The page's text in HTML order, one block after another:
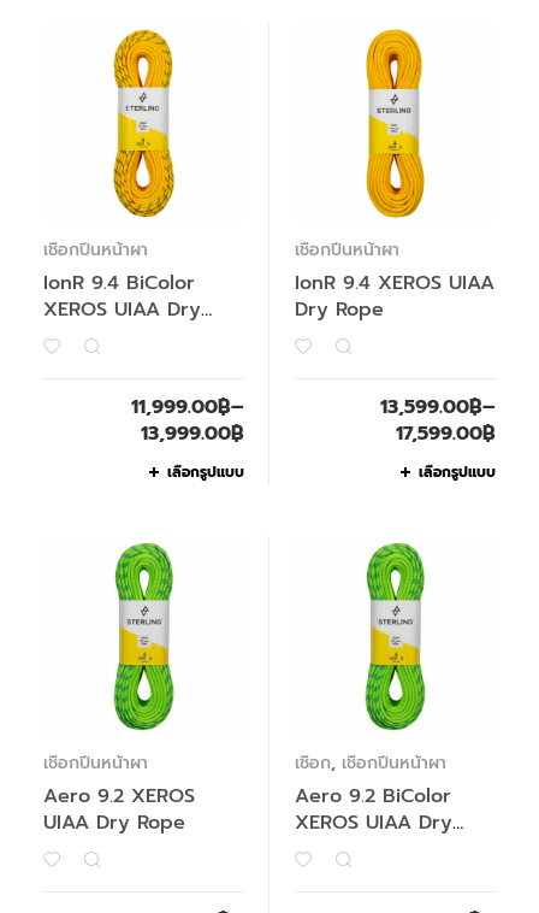
เชือกปีนหน้าผา
IonR 9.4 BiColor
XEROS UIAA Dry
Rope
11,999.00฿–
13,999.00฿
เลือกรูปแบบ
เชือกปีนหน้าผา
IonR 9.4 XEROS UIAA
Dry Rope
13,599.00฿–
17,599.00฿
เลือกรูปแบบ
เชือกปีนหน้าผา
Aero 9.2 XEROS
UIAA Dry Rope
เชือก, เชือกปีนหน้าผา
Aero 9.2 BiColor
XEROS UIAA Dry
Rope